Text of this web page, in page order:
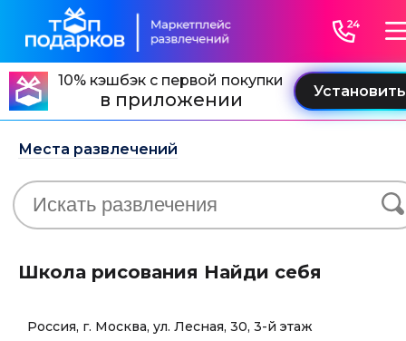
10% кэшбэк с первой покупки
в приложении
Места развлечений
Школа рисования Найди себя
Россия, г. Москва, ул. Лесная, 30, 3-й этаж